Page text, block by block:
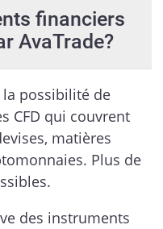
financiers
AvaTrade?
la possibilité de
CFD qui couvrent
matières
Plus de
des instruments